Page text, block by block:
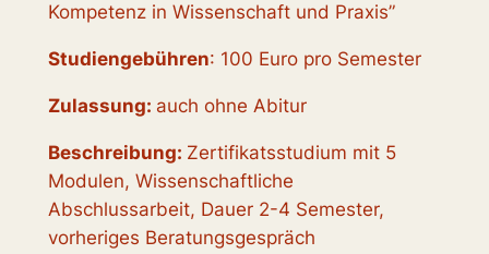
Kompetenz in Wissenschaft und Praxis”
Studiengebühren: 100 Euro pro Semester
Zulassung: auch ohne Abitur
Beschreibung: Zertifikatsstudium mit 5
Modulen, Wissenschaftliche
Abschlussarbeit, Dauer 2-4 Semester,
vorheriges Beratungsgespräch